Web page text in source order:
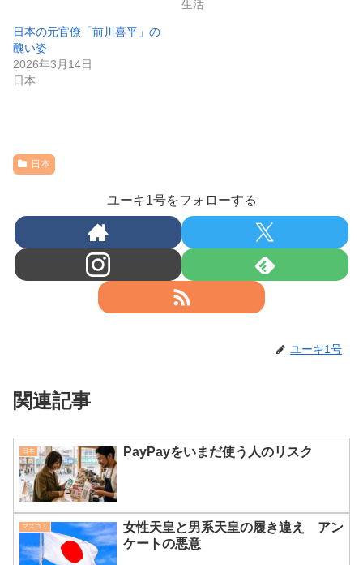
生活
日本の元官僚「前川喜平」の
醜い姿
2026年3月14日
日本
日本
ユーキ1号をフォローする
ユーキ1号
関連記事
日本 PayPayをいまだ使う人のリスク
マスコミ
女性天皇と男系天皇の履き違え アン
ケートの悪意